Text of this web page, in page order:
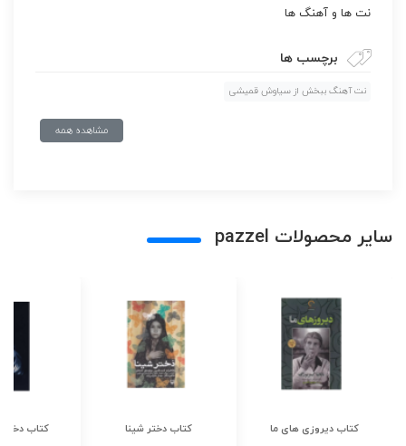
نت ها و آهنگ ها
برچسب ها
نت آهنگ ببخش از سیاوش قمیشی
مشاهده همه
سایر محصولات pazzel
کتاب دیروزی های ما کتاب دختر شینا کتاب دختر